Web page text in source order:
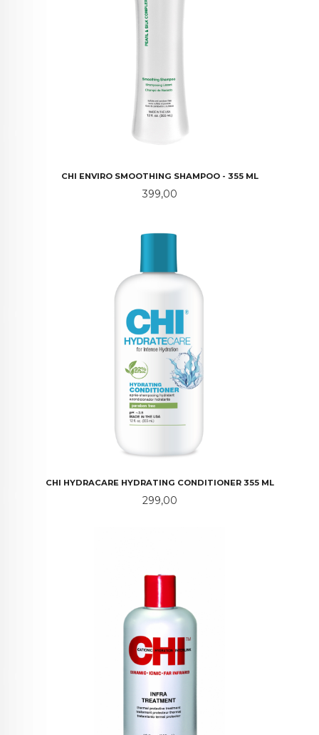
CHI ENVIRO SMOOTHING SHAMPOO - 355 ML
Pris
399,00
CHI HYDRACARE HYDRATING CONDITIONER 355 ML
Pris
299,00